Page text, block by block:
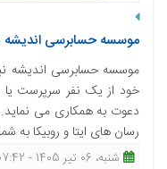
موسسه حسابرسی
موسسه حسابرسی اندیشه
دعوت به همکاری می نماید.
رسان های ایتا و روبیکا به شماره 09923784697 ارسال و یا با
شنبه، 06 تیر 1405 - 07:42